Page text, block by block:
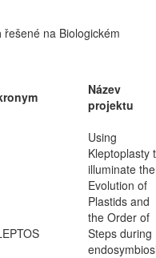
řešené na Biologickém
Název
projektu
Using
Kleptoplasty
illuminate the
Evolution of
Plastids and
the Order of
Steps during